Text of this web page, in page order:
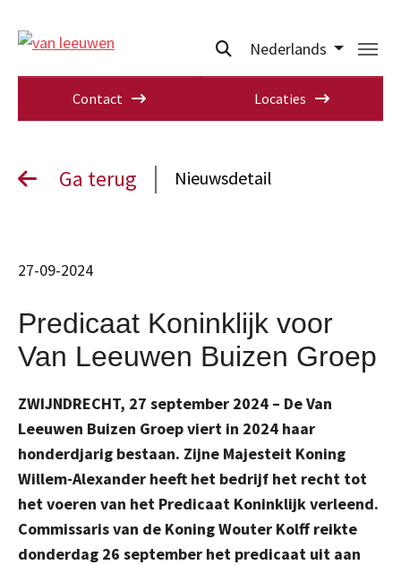
Nederlands
Contact Locaties
Ga terug Nieuwsdetail
27-09-2024
Predicaat Koninklijk voor
Van Leeuwen Buizen Groep
ZWIJNDRECHT, 27 september 2024 – De Van
Leeuwen Buizen Groep viert in 2024 haar
honderdjarig bestaan. Zijne Majesteit Koning
Willem-Alexander heeft het bedrijf het recht tot
het voeren van het Predicaat Koninklijk verleend.
Commissaris van de Koning Wouter Kolff reikte
donderdag 26 september het predicaat uit aan